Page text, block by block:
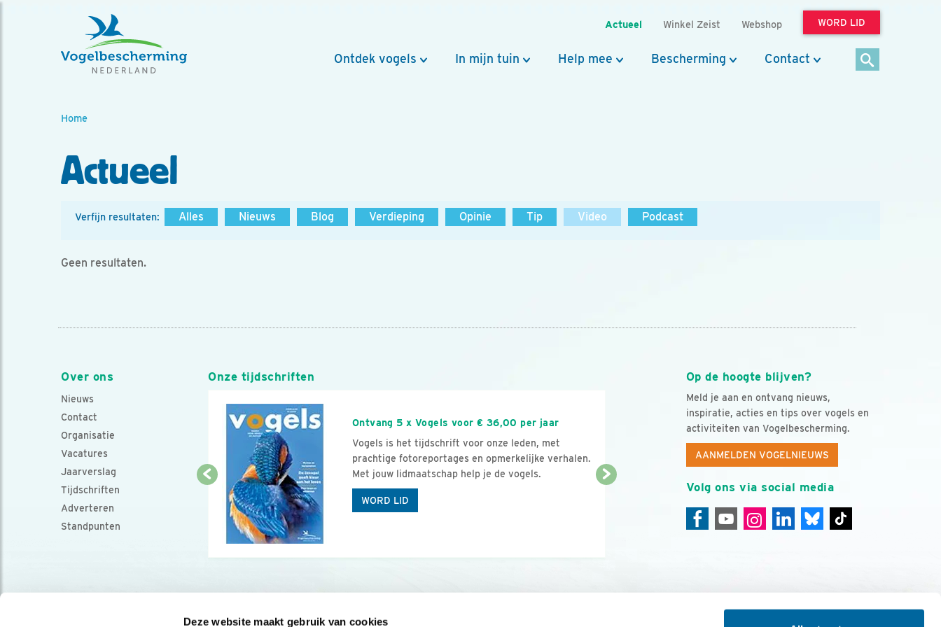
Deze website maakt gebruik van cookies
Actueel Winkel Zeist Webshop WORD LID
Ontdek vogels In mijn tuin Help mee Bescherming Contact
Home
Actueel
Verfijn resultaten: Alles Nieuws Blog Verdieping Opinie Tip Video Podcast
Geen resultaten.
Over ons
Nieuws
Contact
Organisatie
Vacatures
Jaarverslag
Tijdschriften
Adverteren
Standpunten
Op de hoogte blijven?
Meld je aan en ontvang nieuws,
inspiratie, acties en tips over vogels en
activiteiten van Vogelbescherming.
AANMELDEN VOGELNIEUWS
Volg ons via social media
Onze tijdschriften
Ontvang 5 x Vogels voor € 36,00 per jaar
Vogels is het tijdschrift voor onze leden, met
prachtige fotoreportages en opmerkelijke verhalen.
Met jouw lidmaatschap help je de vogels.
WORD LID